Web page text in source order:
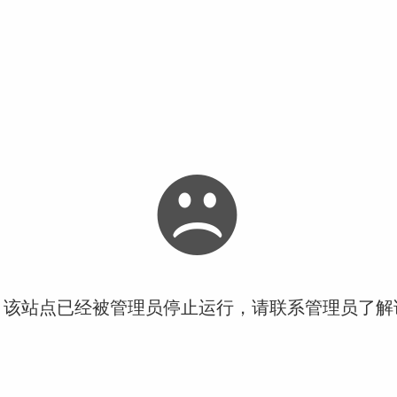
站点已经被管理员停止运行，请联系管理员了